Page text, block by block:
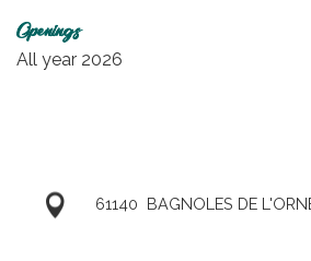
Openings
All year 2026
61140 BAGNOLES DE